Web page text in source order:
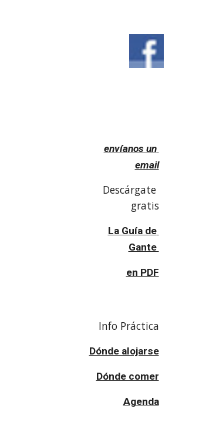
envíanos un
email
Descárgate
gratis
La Guía de
Gante
en PDF
Info Práctica
Dónde alojarse
Dónde comer
Agenda